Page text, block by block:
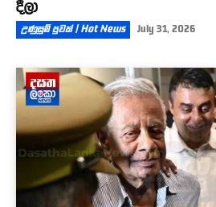
දීලා
උණුසුම් පුවත් | Hot News July 31, 2026